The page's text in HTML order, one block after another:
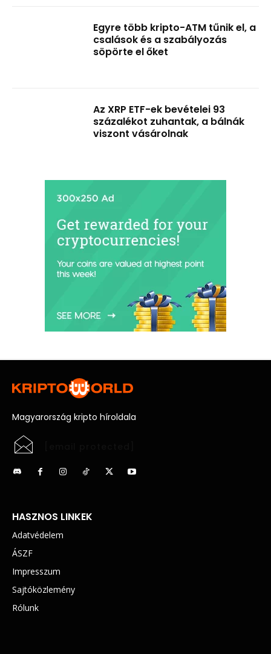
Egyre több kripto-ATM tűnik el, a
csalások és a szabályozás
söpörte el őket
Az XRP ETF-ek bevételei 93
százalékot zuhantak, a bálnák
viszont vásárolnak
Magyarország kripto híroldala
HASZNOS LINKEK
Adatvédelem
ÁSZF
Impresszum
Sajtóközlemény
Rólunk